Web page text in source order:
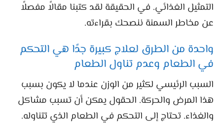
التمثيل الغذائي. في الحقيقة لقد كتبنا مقالاً مفصلاً
عن مخاطر السمنة ننصحك بقراءته.
واحدة من الطرق لعلاج كبيرة جدًا هي التحكم
في الطعام وعدم تناول الطعام
السبب الرئيسي لكثير من الوزن عندما لا يكون بسبب
هذا المرض والحركة. الحقول يمكن أن تسبب مشاكل
والغذاء. تحتاج إلى التحكم في الطعام الذي تتناوله.